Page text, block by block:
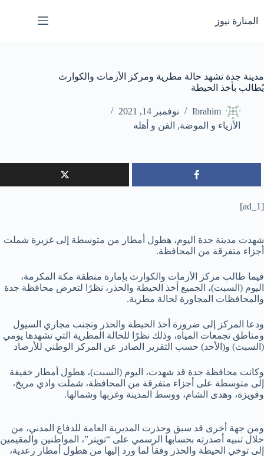
إلى
المحتوى
المنارة نيوز
مدينة جدة تشهد حالة مطرية ومركز الأزمات والكوارث
يُطالب بأخذ الحيطة
Ibrahim
نوفمبر 14, 2021
الأزياء و الموضة, الفن و أهله
[ad_1]
شهدت مدينة جدة اليوم، هطول أمطار من متوسطة إلى غزيرة شملت
أجزاء متفرقة من المحافظة.
فيما طالب مركز الأزمات والكوارث بإمارة منطقة مكة المكرمة،
اليوم (السبت)، الجميع أخذ الحيطة والحذر، نظرًا لتعرض محافظة جدة
والمحافظات المجاورة لحالة مطرية.
ودعا المركز إلى ضرورة أخذ الحيطة والحذر وتجنب مجاري السيول
ومناطق تجمعات المياه، وذلك نظرًا للحالة المطرية التي تشهدها يومي
(السبت) و(الأحد) حسب التقرير الصادر عن المركز الوطني للأرصاد
وكانت محافظة جدة قد شهدت، اليوم (السبت)، هطول أمطار خفيفة
إلى متوسطة على أجزاء متفرقة من المحافظة، شملت وادي مريخ،
وقويزة، وهدى الشام، ووسط المدينة وغربها وشمالها.
ومن جهة أخرى قد سبق وحذرت المديرية العامة للدفاع المدني، من
خلال تنبيه أصدرته بحسابها الرسمي على “تويتر”، المواطنين والمقيمين
إلى توخي الحيطة والحذر وفقاً لما ورد إليها من هطول أمطار رعدية،